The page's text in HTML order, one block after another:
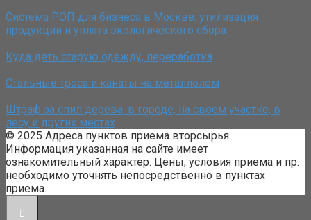
Система РОП для бизнеса в Москве: утилизация
продукции и уплата экологического сбора
Куда деть старую одежду, переработка
Стальные троса и канаты на металлолом
Штраф за спил дерева: в городе, на своём участке, в
лесу и других местах
© 2025 Адреса пунктов приема вторсырья
Информация указанная на сайте имеет
ознакомительный характер. Цены, условия приема и пр.
необходимо уточнять непосредственно в пунктах
приема.